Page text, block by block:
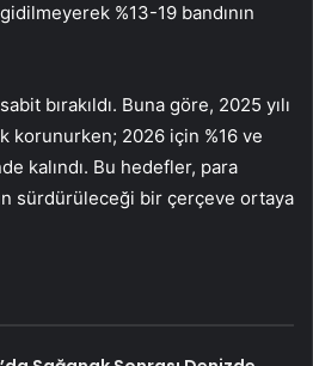
%13-19 bandının
bırakıldı. Buna göre, 2025 yılı
korunurken; 2026 için %16 ve
kalındı. Bu hedefler, para
sürdürüleceği bir çerçeve ortaya